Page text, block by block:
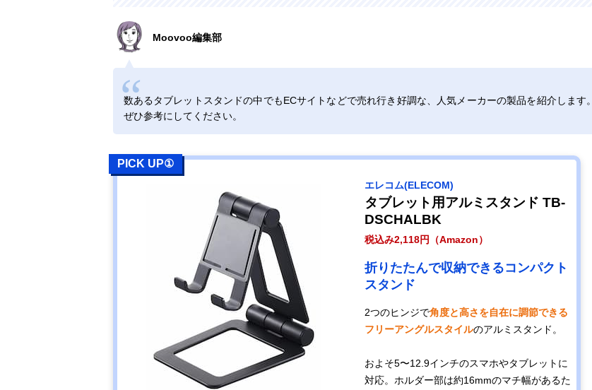
Moovoo編集部
数あるタブレットスタンドの中でもECサイトなどで売れ行き好調な、人気メーカーの製品を紹介します。
ぜひ参考にしてください。
PICK UP①
エレコム(ELECOM)
タブレット用アルミスタンド TB-
DSCHALBK
税込み2,118円（Amazon）
折りたたんで収納できるコンパクト
スタンド
2つのヒンジで角度と高さを自在に調節できる
フリーアングルスタイルのアルミスタンド。
およそ5〜12.9インチのスマホやタブレットに
対応。ホルダー部は約16mmのマチ幅があるた